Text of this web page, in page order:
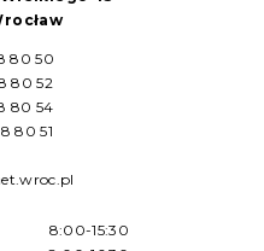
80 50
80 52
80 54
80 51
8:00-15:30